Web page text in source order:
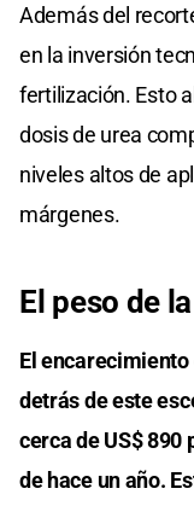
Además del
en la inversión
fertilización. Esto
dosis de urea
niveles altos de
márgenes.
El peso de
El
detrás de este
cerca de US$ 890
de hace un año.